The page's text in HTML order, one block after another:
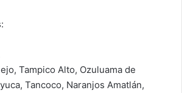
Tampico Alto, Ozuluama de
Tancoco, Naranjos Amatlán,